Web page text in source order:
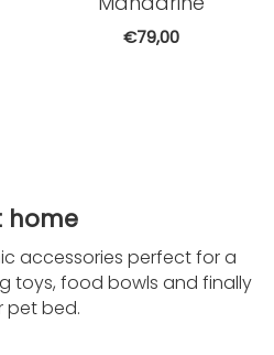
€79,00
home
accessories perfect for a
toys, food bowls and finally
pet bed.